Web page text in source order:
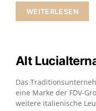
WEITERLESEN
Alt
Das
eine Marke der FDV-
weitere italienische